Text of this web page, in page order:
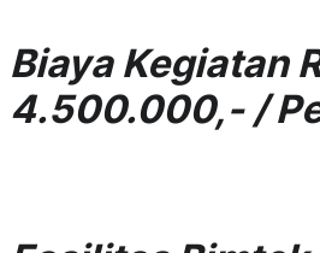
Biaya Kegiatan
4.500.000,- /